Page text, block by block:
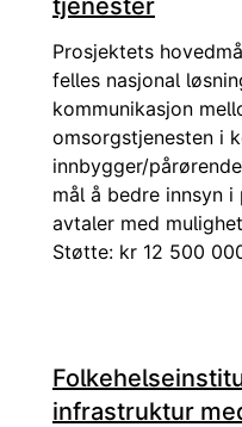
tjenester
Prosjektets
felles nasjonal
kommunikasjon
omsorgstjenesten i
innbygger/
mål å bedre innsyn
avtaler med
Støtte: kr 12 500
infrastruktur